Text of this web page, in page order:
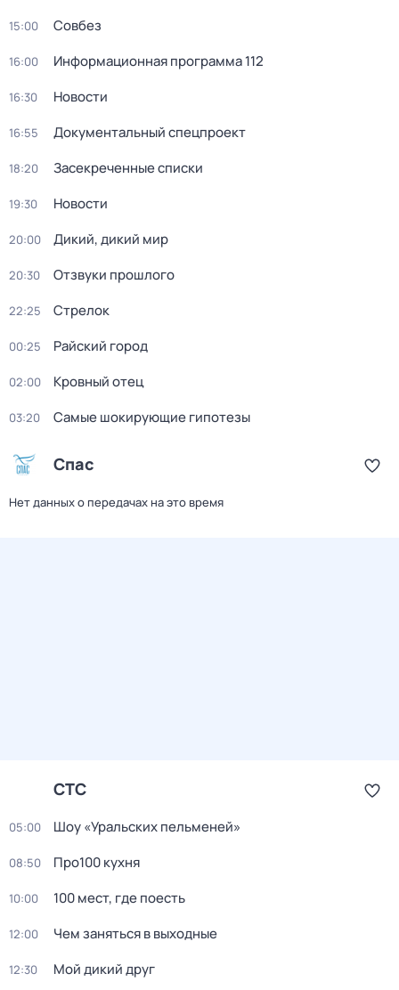
15:00 Совбез
16:00 Информационная программа 112
16:30 Новости
16:55 Документальный спецпроект
18:20 Заcекрeченные списки
19:30 Новости
20:00 Дикий, дикий мир
20:30 Отзвуки прошлого
22:25 Стрелок
00:25 Райский город
02:00 Кровный отец
03:20 Самые шoкиpующие гипотезы
Спас
Нет данных о передачах на это время
СТС
05:00 Шоу «Уральских пельменей»
08:50 Про100 кухня
10:00 100 мест, где поесть
12:00 Чем заняться в выходные
12:30 Мой дикий друг